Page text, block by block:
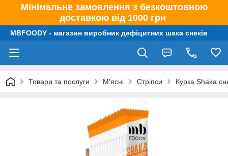
Мінімальне замовлення з безкоштовною
доставкою від 1000 грн
MBFOODY - магазин виробник дефіцитних шака снеків
Товари та послуги М'ясні Стріпси Курка Shaka